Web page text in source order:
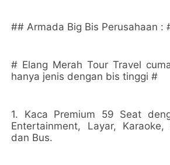
## Armada Big Bis Perusahaan :
# Elang Merah Tour Travel
hanya jenis dengan bis tinggi #
1. Kaca Premium 59 Seat
Entertainment, Layar, Karaoke,
dan Bus.